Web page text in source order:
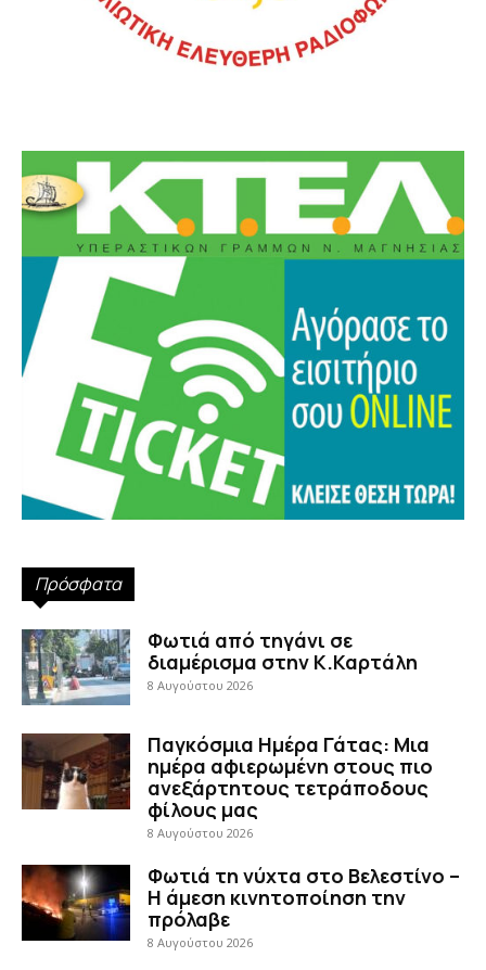
Πρόσφατα
Φωτιά από τηγάνι σε
διαμέρισμα στην Κ.Καρτάλη
8 Αυγούστου 2026
Παγκόσμια Ημέρα Γάτας: Μια
ημέρα αφιερωμένη στους πιο
ανεξάρτητους τετράποδους
φίλους μας
8 Αυγούστου 2026
Φωτιά τη νύχτα στο Βελεστίνο –
Η άμεση κινητοποίηση την
πρόλαβε
8 Αυγούστου 2026